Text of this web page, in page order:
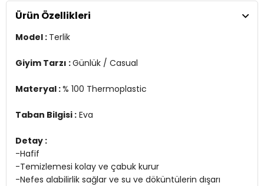
-Nefes alabilirlik sağlar ve su ve döküntülerin dışarı atılmasına
yardımcı olur
Üretim Yeri :Vietnam
Ürün Özellikleri
Model : Terlik
Giyim Tarzı :Günlük / Casual
Materyal :% 100 Thermoplastic
Taban Bilgisi : Eva
Detay :
-Hafif
-Temizlemesi kolay ve çabuk kurur
-Nefes alabilirlik sağlar ve su ve döküntülerin dışarı